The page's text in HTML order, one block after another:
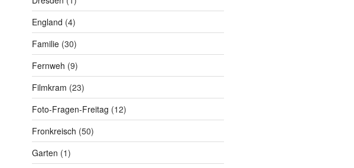
England (4)
Familie(30)
Fernweh (9)
Filmkram (23)
Foto-Fragen-Freitag (12)
Fronkreisch (50)
Garten (1)